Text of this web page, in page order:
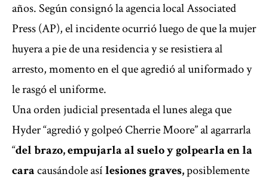
años. Según consignó la agencia local Associated
Press (AP), el incidente ocurrió luego de que la mujer
huyera a pie de una residencia y se resistiera al
arresto, momento en el que agredió al uniformado y
le rasgó el uniforme.
Una orden judicial presentada el lunes alega que
Hyder“agredió y golpeó Cherrie Moore” al agarrarla
“del brazo, empujarla al suelo y golpearla en la
caracausándole asílesiones graves,posiblemente